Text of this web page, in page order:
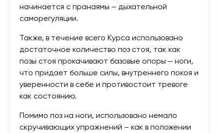
начинается с пранаямы – дыхательной
саморегуляции.
Также, в течение всего Курса использовано
достаточное количество поз стоя, так как
позы стоя прокачивают базовые опоры – ноги,
что придает больше силы, внутреннего покоя и
уверенности в себе и противостоит тревоге
как состоянию.
Помимо поз на ноги, использовано немало
скручивающих упражнений – как в положении